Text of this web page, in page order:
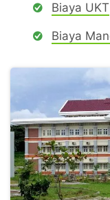
Biaya UKT
Biaya